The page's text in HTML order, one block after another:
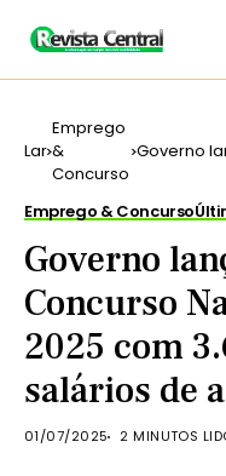
Lar
Emprego
&
Concurso
Governo
até R$ 17 mil
Emprego & Concurso
Governo
Concurso
2025 com
salários de
01/07/2025 2 MINUTOS